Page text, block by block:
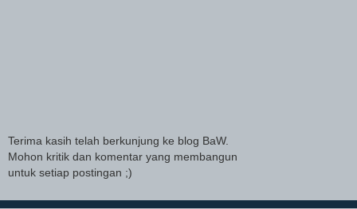
Terima kasih telah berkunjung ke blog BaW.
Mohon kritik dan komentar yang membangun
untuk setiap postingan ;)